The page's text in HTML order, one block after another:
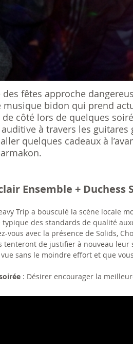
fêtes approche
musique bidon qui prend
côté lors de quelques
à travers les
quelques cadeaux à
Ensemble + Duchess
Trip a bousculé la scène locale
des standards de qualité
vous avec la présence de Solids,
tenteront de justifier à nouveau
sans le moindre effort et que
: Désirer encourager la